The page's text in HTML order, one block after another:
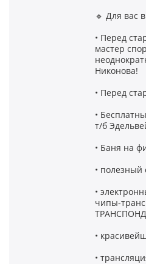
🔹 Для вас
• Перед
мастер
Никонова!
• Перед
•
т/б
• Баня на
• полезный
•
чипы-
•
•